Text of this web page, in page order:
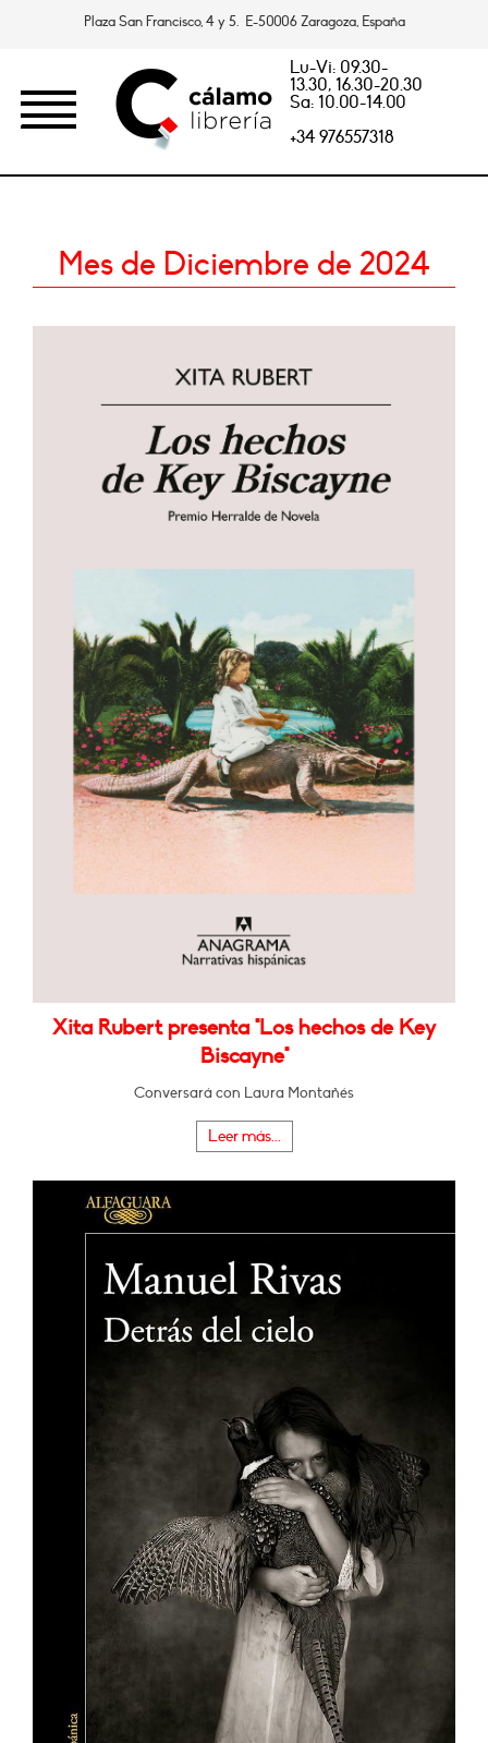
Plaza San Francisco, 4 y 5. E-50006 Zaragoza, España
Lu-Vi: 09.30-
13.30, 16.30-20.30
Sa: 10.00-14.00
+34 976557318
Mes de Diciembre de 2024
Xita Rubert presenta "Los hechos de Key
Biscayne"
Conversará con Laura Montañés
Leer más...